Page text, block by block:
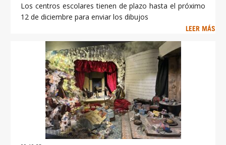
Los centros escolares tienen de plazo hasta el próximo
12 de diciembre para enviar los dibujos
LEER MÁS